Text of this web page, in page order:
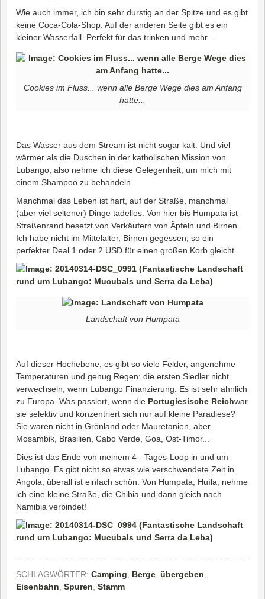
Wie auch immer, ich bin sehr durstig an der Spitze und es gibt
keine Coca-Cola-Shop. Auf der anderen Seite gibt es ein
kleiner Wasserfall. Perfekt für das trinken und mehr...
Cookies im Fluss... wenn alle Berge Wege dies am Anfang
hatte...
Das Wasser aus dem Stream ist nicht sogar kalt. Und viel
wärmer als die Duschen in der katholischen Mission von
Lubango, also nehme ich diese Gelegenheit, um mich mit
einem Shampoo zu behandeln.
Manchmal das Leben ist hart, auf der Straße, manchmal
(aber viel seltener) Dinge tadellos. Von hier bis Humpata ist
Straßenrand besetzt von Verkäufern von Äpfeln und Birnen.
Ich habe nicht im Mittelalter, Birnen gegessen, so ein
perfekter Deal 1 oder 2 USD für einen großen Korb gleicht.
Landschaft von Humpata
Auf dieser Hochebene, es gibt so viele Felder, angenehme
Temperaturen und genug Regen: die ersten Siedler nicht
verwechseln, wenn Lubango Finanzierung. Es ist sehr ähnlich
zu Europa. Was passiert, wenn die Portugiesische Reichwar
sie selektiv und konzentriert sich nur auf kleine Paradiese?
Sie waren nicht in Grönland oder Mauretanien, aber
Mosambik, Brasilien, Cabo Verde, Goa, Ost-Timor...
Dies ist das Ende von meinem 4 - Tages-Loop in und um
Lubango. Es gibt nicht so etwas wie verschwendete Zeit in
Angola, überall ist einfach schön. Von Humpata, Huíla, nehme
ich eine kleine Straße, die Chibia und dann gleich nach
Namibia verbindet!
SCHLAGWÖRTER: Camping Berge übergeben
Eisenbahn Spuren Stamm